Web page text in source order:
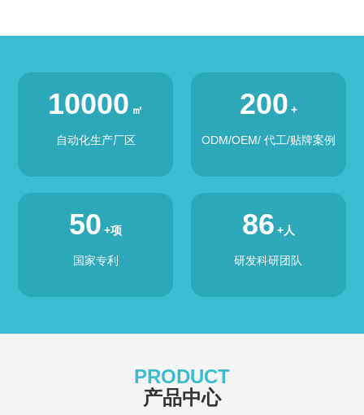
10000 ㎡
自动化生产厂区
200 +
ODM/OEM/ 代工/贴牌案例
50 +项
国家专利
86 +人
研发科研团队
PRODUCT
产品中心